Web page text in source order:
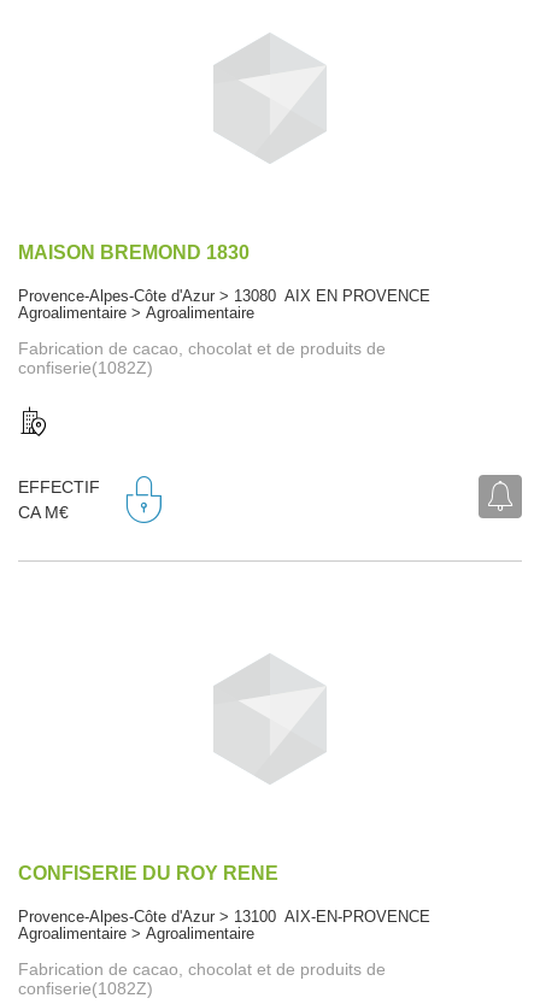
MAISON BREMOND 1830
Provence-Alpes-Côte d'Azur > 13080 AIX EN PROVENCE
Agroalimentaire > Agroalimentaire
Fabrication de cacao, chocolat et de produits de
confiserie(1082Z)
EFFECTIF
CA M€
CONFISERIE DU ROY RENE
Provence-Alpes-Côte d'Azur > 13100 AIX-EN-PROVENCE
Agroalimentaire > Agroalimentaire
Fabrication de cacao, chocolat et de produits de
confiserie(1082Z)